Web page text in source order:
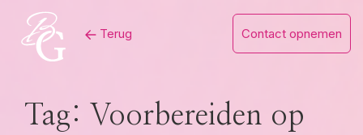
content
Terug Contact opnemen
Tag: Voorbereiden op